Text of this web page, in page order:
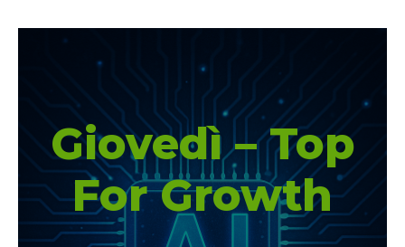
Giovedì – Top
For Growth